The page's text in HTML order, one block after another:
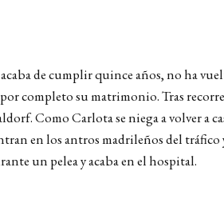
de cumplir quince años, no ha
completo su matrimonio. Tras
Como Carlota se niega a volver a
en los antros madrileños del tráfico
un pelea y acaba en el hospital.